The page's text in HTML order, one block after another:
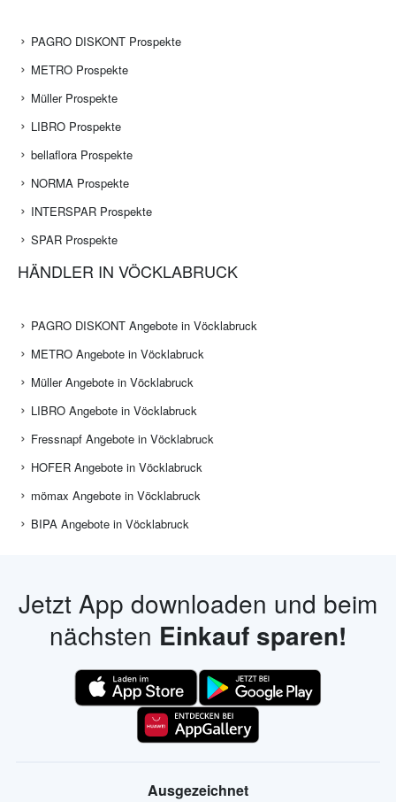
PAGRO DISKONT Prospekte
METRO Prospekte
Müller Prospekte
LIBRO Prospekte
bellaflora Prospekte
NORMA Prospekte
INTERSPAR Prospekte
SPAR Prospekte
HÄNDLER IN VÖCKLABRUCK
PAGRO DISKONT Angebote in Vöcklabruck
METRO Angebote in Vöcklabruck
Müller Angebote in Vöcklabruck
LIBRO Angebote in Vöcklabruck
Fressnapf Angebote in Vöcklabruck
HOFER Angebote in Vöcklabruck
mömax Angebote in Vöcklabruck
BIPA Angebote in Vöcklabruck
Jetzt App downloaden und beim
nächsten Einkauf sparen!
Ausgezeichnet